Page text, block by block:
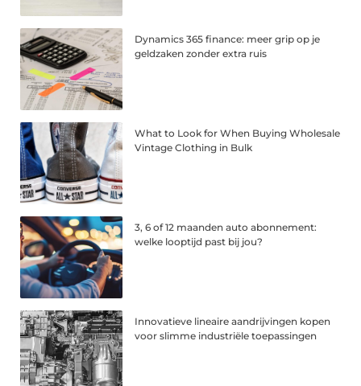
Dynamics 365 finance: meer grip op je
geldzaken zonder extra ruis
What to Look for When Buying Wholesale
Vintage Clothing in Bulk
3, 6 of 12 maanden auto abonnement:
welke looptijd past bij jou?
Innovatieve lineaire aandrijvingen kopen
voor slimme industriële toepassingen